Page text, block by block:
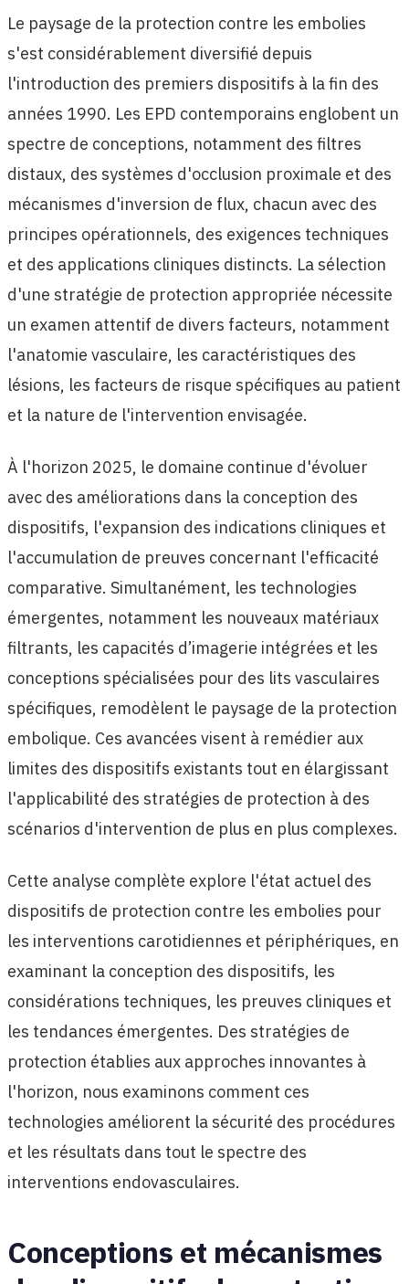
Le paysage de la protection contre les embolies
s'est considérablement diversifié depuis
l'introduction des premiers dispositifs à la fin des
années 1990. Les EPD contemporains englobent un
spectre de conceptions, notamment des filtres
distaux, des systèmes d'occlusion proximale et des
mécanismes d'inversion de flux, chacun avec des
principes opérationnels, des exigences techniques
et des applications cliniques distincts. La sélection
d'une stratégie de protection appropriée nécessite
un examen attentif de divers facteurs, notamment
l'anatomie vasculaire, les caractéristiques des
lésions, les facteurs de risque spécifiques au patient
et la nature de l'intervention envisagée.
À l'horizon 2025, le domaine continue d'évoluer
avec des améliorations dans la conception des
dispositifs, l'expansion des indications cliniques et
l'accumulation de preuves concernant l'efficacité
comparative. Simultanément, les technologies
émergentes, notamment les nouveaux matériaux
filtrants, les capacités d’imagerie intégrées et les
conceptions spécialisées pour des lits vasculaires
spécifiques, remodèlent le paysage de la protection
embolique. Ces avancées visent à remédier aux
limites des dispositifs existants tout en élargissant
l'applicabilité des stratégies de protection à des
scénarios d'intervention de plus en plus complexes.
Cette analyse complète explore l'état actuel des
dispositifs de protection contre les embolies pour
les interventions carotidiennes et périphériques, en
examinant la conception des dispositifs, les
considérations techniques, les preuves cliniques et
les tendances émergentes. Des stratégies de
protection établies aux approches innovantes à
l'horizon, nous examinons comment ces
technologies améliorent la sécurité des procédures
et les résultats dans tout le spectre des
interventions endovasculaires.
Conceptions et mécanismes